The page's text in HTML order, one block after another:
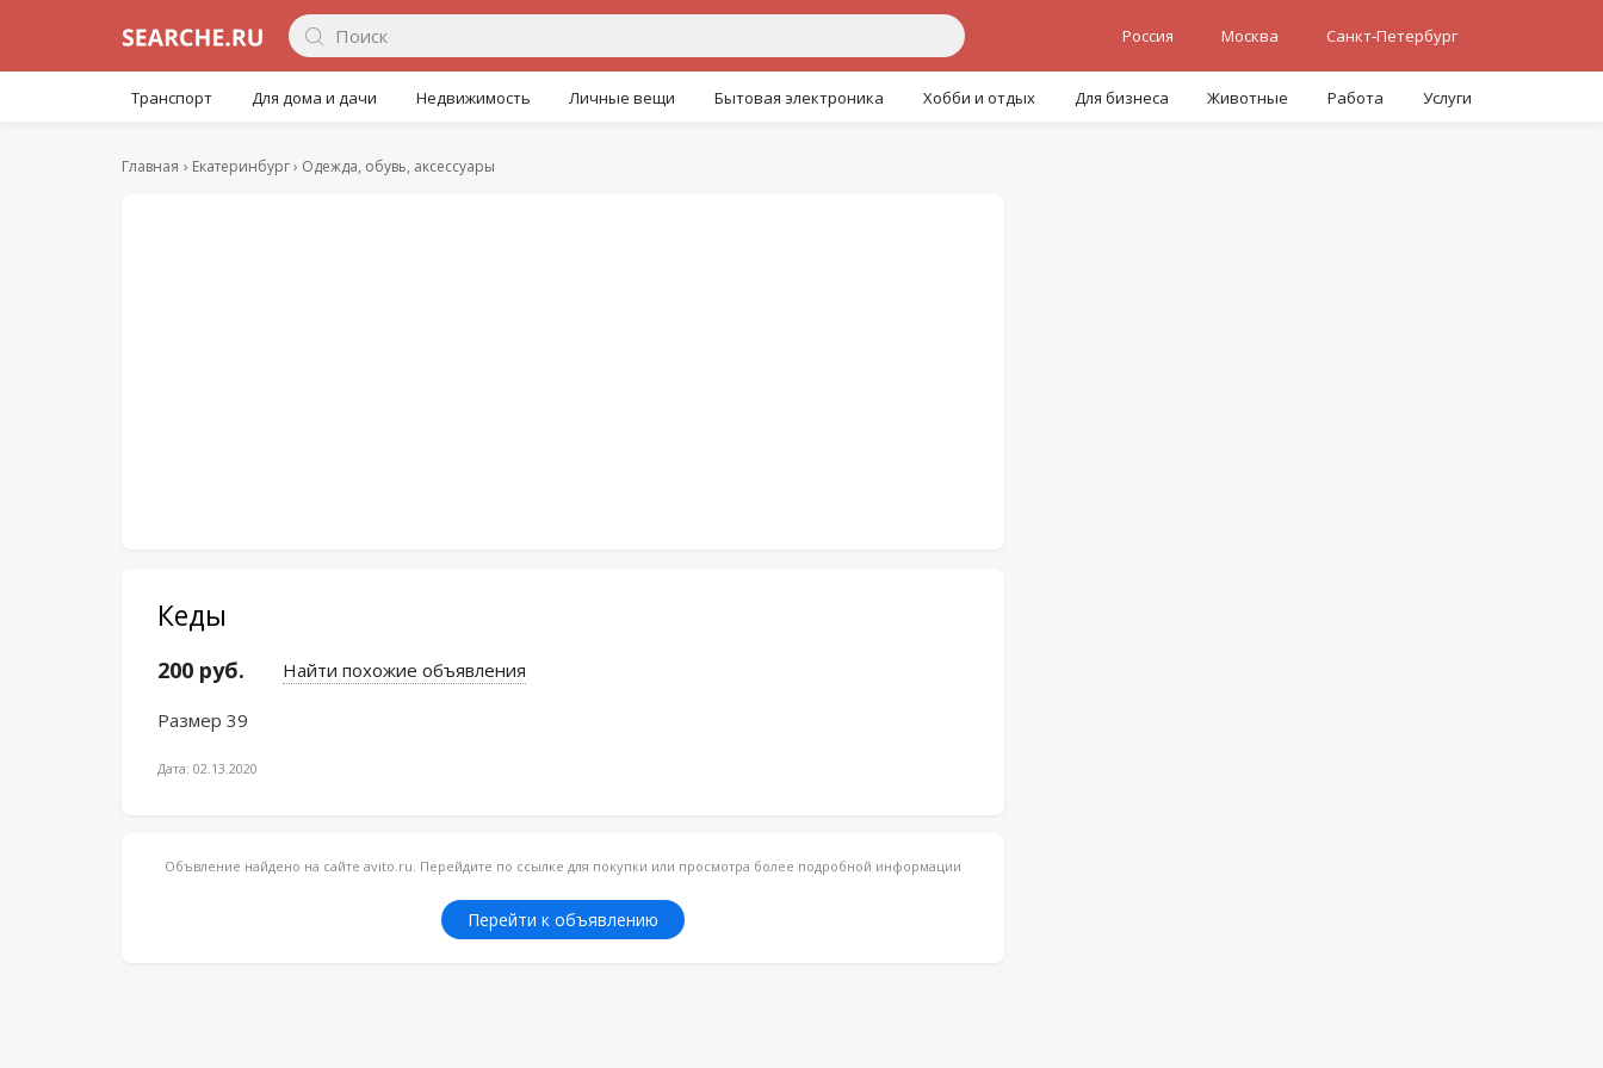
Россия Москва Санкт-Петербург
Транспорт Для дома и дачи Недвижимость Личные вещи Бытовая электроника Хобби и отдых Для бизнеса Животные Работа Услуги
Главная Екатеринбург Одежда, обувь, аксессуары
Кеды
200 руб. Найти похожие объявления
Размер 39
Дата: 02.13.2020
Объвление найдено на сайте avito.ru. Перейдите по ссылке для покупки или просмотра более подробной информации
Перейти к объявлению